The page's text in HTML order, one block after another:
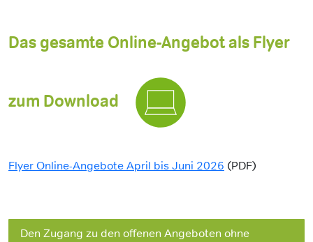
Das gesamte Online-Angebot als Flyer
zum Download
Flyer Online-Angebote April bis Juni 2026 (PDF)
Den Zugang zu den offenen Angeboten ohne